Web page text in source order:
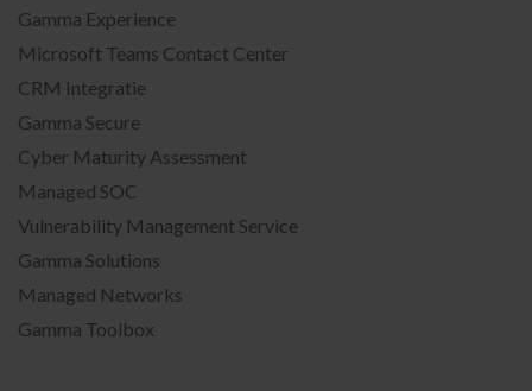
Gamma Experience
Microsoft Teams Contact Center
CRM Integratie
Gamma Secure
Cyber Maturity Assessment
Managed SOC
Vulnerability Management Service
Gamma Solutions
Managed Networks
Gamma Toolbox